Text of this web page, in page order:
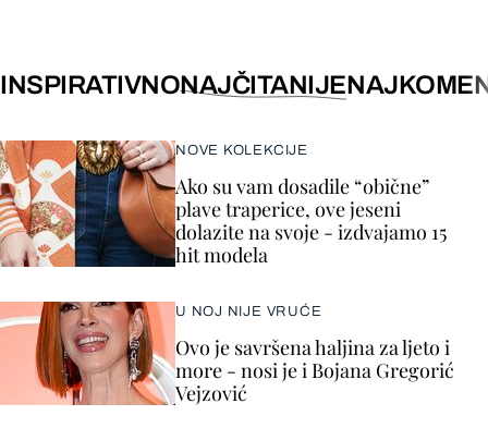
INSPIRATIVNONAJČITANIJE
NOVE KOLEKCIJE
Ako su vam dosadile “obične”
plave traperice, ove jeseni
dolazite na svoje - izdvajamo 15
hit modela
U NOJ NIJE VRUĆE
Ovo je savršena haljina za ljeto i
more - nosi je i Bojana Gregorić
Vejzović